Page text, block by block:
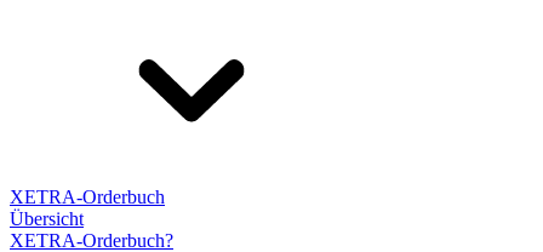
XETRA-Orderbuch
Übersicht
XETRA-Orderbuch?